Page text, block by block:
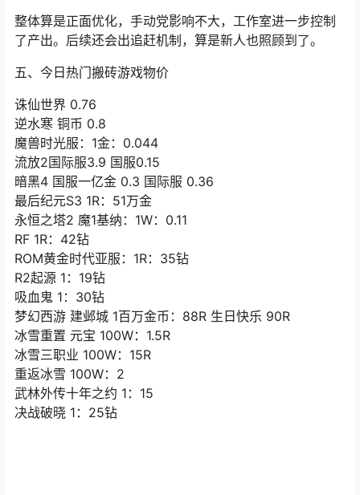
整体算是正面优化，手动党影响不大，工作室进一步控制
了产出。后续还会出追赶机制，算是新人也照顾到了。
五、今日热门搬砖游戏物价
诛仙世界 0.76
逆水寒 铜币 0.8
魔兽时光服：1金：0.044
流放2国际服3.9 国服0.15
暗黑4 国服一亿金 0.3 国际服 0.36
最后纪元S3 1R：51万金
永恒之塔2 魔1基纳：1W：0.11
RF 1R：42钻
ROM黄金时代亚服：1R：35钻
R2起源 1：19钻
吸血鬼 1：30钻
梦幻西游 建邺城 1百万金币：88R 生日快乐 90R
冰雪重置 元宝 100W：1.5R
冰雪三职业 100W：15R
重返冰雪 100W：2
武林外传十年之约 1：15
决战破晓 1：25钻